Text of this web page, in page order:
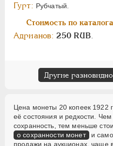
Гурт: Рубчатый.
Стоимость по
Адрианов: 250 RUB
Другие
Цена монеты 20 копеек 1922
её состояния и редкости.
сохранность, тем меньше
о сохранности монет и
продажи на аукционах, чаще